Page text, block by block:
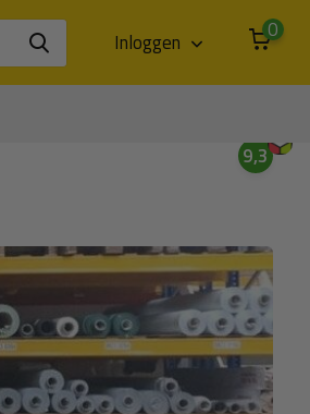
Inloggen 0
9,3